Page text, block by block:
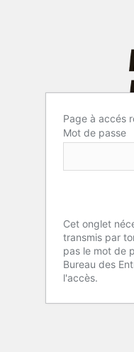
Page à accés
Mot de passe
Cet onglet
transmis par
pas le mot de
Bureau des
l'accès.